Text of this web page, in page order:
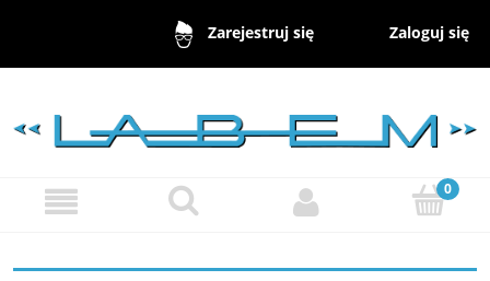
Zarejestruj się Zaloguj się